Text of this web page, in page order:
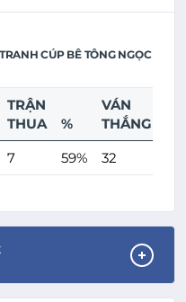
CÚP BÊ TÔNG NGỌC
TRẬN
THUA
%
VÁN
THẮNG
7 59% 32